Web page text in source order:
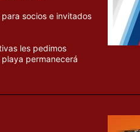
socios e invitados
les pedimos
permanecerá